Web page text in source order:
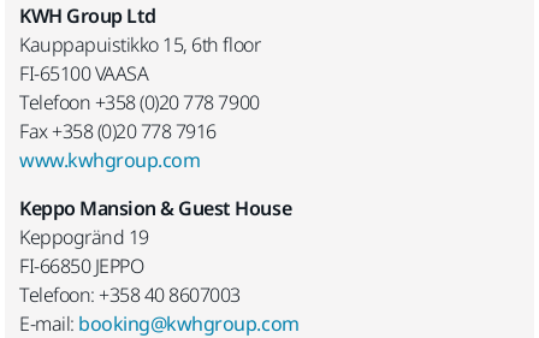
KWH Group Ltd
Kauppapuistikko 15, 6th floor
FI-65100 VAASA
Telefoon +358 (0)20 778 7900
Fax +358 (0)20 778 7916
www.kwhgroup.com
Keppo Mansion & Guest House
Keppogränd 19
FI-66850 JEPPO
Telefoon: +358 40 8607003
E-mail: booking@kwhgroup.com